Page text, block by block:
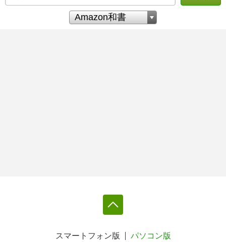
スマートフォン版 パソコン版